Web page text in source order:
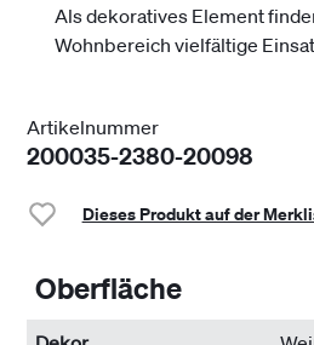
Als dekoratives Element
Wohnbereich vielfältige
Artikelnummer
200035-2380-20098
Dieses Produkt auf der
Oberfläche